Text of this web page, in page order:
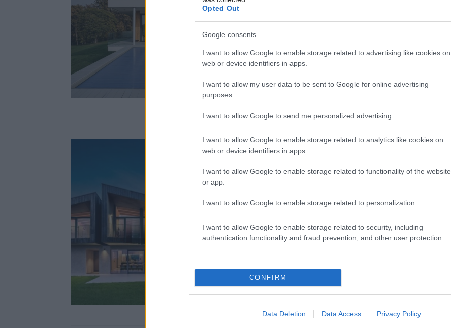
Opted Out
Google consents
I want to allow Google to enable storage related to advertising like cookies on
web or device identifiers in apps.
I want to allow my user data to be sent to Google for online advertising
purposes.
I want to allow Google to send me personalized advertising.
I want to allow Google to enable storage related to analytics like cookies on
web or device identifiers in apps.
I want to allow Google to enable storage related to functionality of the website
or app.
I want to allow Google to enable storage related to personalization.
I want to allow Google to enable storage related to security, including
authentication functionality and fraud prevention, and other user protection.
CONFIRM
Data Deletion Data Access Privacy Policy
desiatkach rokov, dokáže zákazníkovi poskytnúť len
taký výrobca, ktorý nesie plnú zodpovednosť za
OKNÁ
Okná Internorm za
hliníkový kryt zdarma!
Využite špeciálnu akciu Internorm: plasthliníkové a
drevohliníkové okná za minuloročné ceny a hliníkový